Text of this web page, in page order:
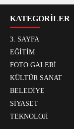
KATEGORİLER
3. SAYFA
EĞİTİM
FOTO GALERİ
KÜLTÜR SANAT
BELEDİYE
SİYASET
TEKNOLOJİ